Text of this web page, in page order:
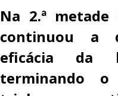
Na 2.ª
continuou a
eficácia da
terminando